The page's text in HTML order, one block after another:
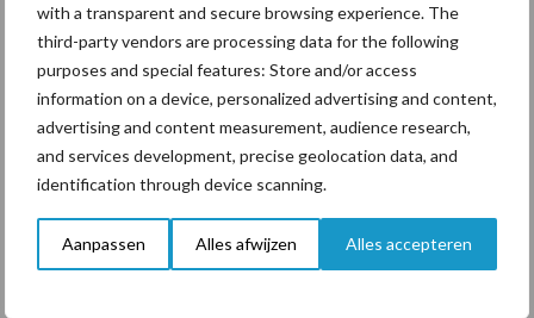
with a transparent and secure browsing experience. The
third-party vendors are processing data for the following
purposes and special features: Store and/or access
information on a device, personalized advertising and content,
advertising and content measurement, audience research,
and services development, precise geolocation data, and
identification through device scanning.
Aanpassen Alles afwijzen Alles accepteren
Primaire
Sidebar
Recent nieuws Partner nieuws
droogte en geopolitiek houden
handel in de greep